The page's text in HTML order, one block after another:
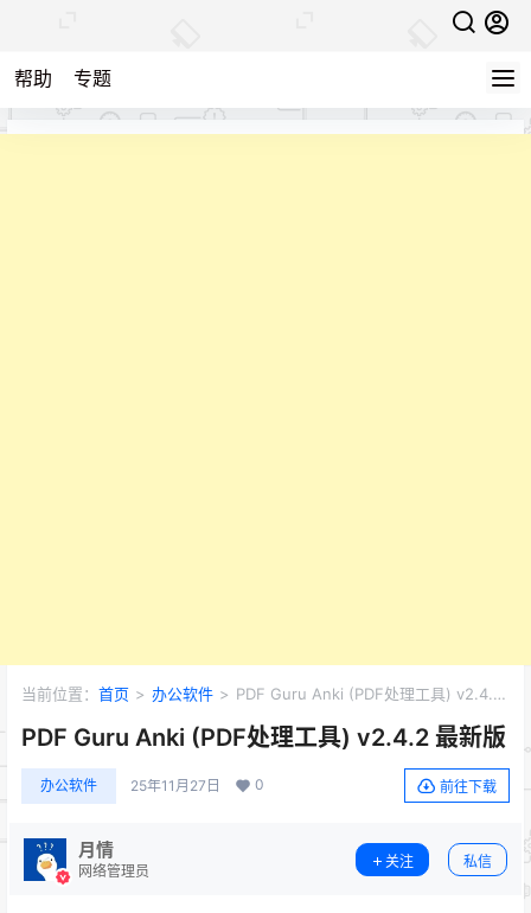
帮助 专题
当前位置： 首页 > 办公软件 > PDF Guru Anki (PDF处理工具) v2.4.2
PDF Guru Anki (PDF处理工具) v2.4.2 最新版
办公软件 25年11月27日 0 前往下载
月情
网络管理员
关注 私信